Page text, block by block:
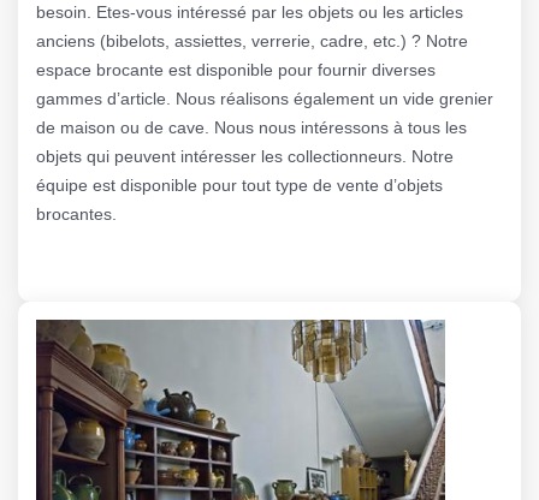
besoin. Etes-vous intéressé par les objets ou les articles
anciens (bibelots, assiettes, verrerie, cadre, etc.) ? Notre
espace brocante est disponible pour fournir diverses
gammes d’article. Nous réalisons également un vide grenier
de maison ou de cave. Nous nous intéressons à tous les
objets qui peuvent intéresser les collectionneurs. Notre
équipe est disponible pour tout type de vente d’objets
brocantes.